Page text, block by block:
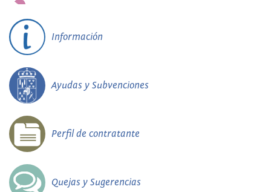
Información
Ayudas y Subvenciones
Perfil de contratante
Quejas y Sugerencias